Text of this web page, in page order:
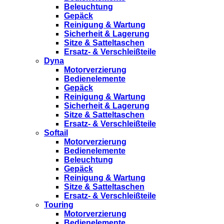
Beleuchtung
Gepäck
Reinigung & Wartung
Sicherheit & Lagerung
Sitze & Satteltaschen
Ersatz- & Verschleißteile
Dyna
Motorverzierung
Bedienelemente
Gepäck
Reinigung & Wartung
Sicherheit & Lagerung
Sitze & Satteltaschen
Ersatz- & Verschleißteile
Softail
Motorverzierung
Bedienelemente
Beleuchtung
Gepäck
Reinigung & Wartung
Sitze & Satteltaschen
Ersatz- & Verschleißteile
Touring
Motorverzierung